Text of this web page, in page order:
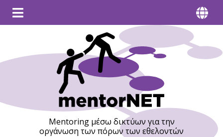
Mentoring μέσω δικτύων για την
οργάνωση των πόρων των εθελοντών